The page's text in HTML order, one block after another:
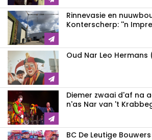
Rinnevasie en
Konterscherp: ''n
Oud Nar Leo
Diemer zwaai d'af na
n'as Nar van 't
BC De Leutige